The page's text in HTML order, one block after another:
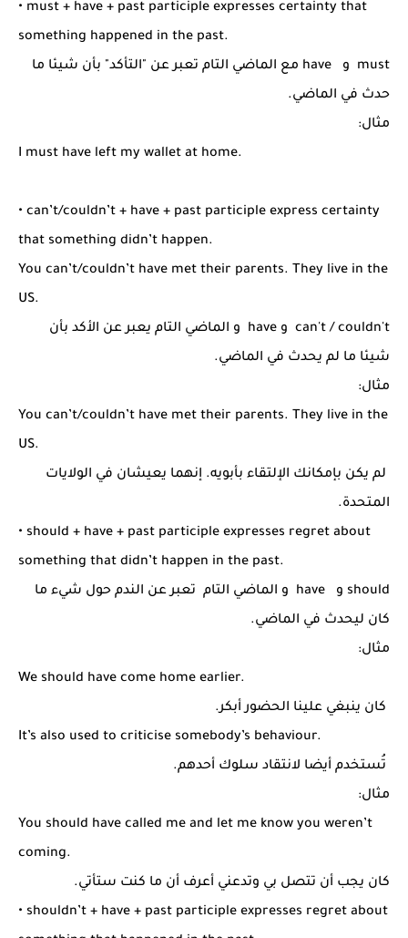
• must + have + past participle expresses certainty that
something happened in the past.
must و have مع الماضي التام تعبر عن "التأكد" بأن شيئا ما
حدث في الماضي.
مثال:
I must have left my wallet at home.
• can’t/couldn’t + have + past participle express certainty
that something didn’t happen.
You can’t/couldn’t have met their parents. They live in the
US.
can't / couldn't و have و الماضي التام يعبر عن الأكد بأن
شيئا ما لم يحدث في الماضي.
مثال:
You can’t/couldn’t have met their parents. They live in the
US.
لم يكن بإمكانك الإلتقاء بأبويه. إنهما يعيشان في الولايات
المتحدة.
• should + have + past participle expresses regret about
something that didn’t happen in the past.
should و have و الماضي التام تعبر عن الندم حول شيء ما
كان ليحدث في الماضي.
مثال:
We should have come home earlier.
كان ينبغي علينا الحضور أبكر.
It’s also used to criticise somebody’s behaviour.
تُستخدم أيضا لانتقاد سلوك أحدهم.
مثال:
You should have called me and let me know you weren’t
coming.
كان يجب أن تتصل بي وتدعني أعرف أن ما كنت ستأتي.
• shouldn’t + have + past participle expresses regret about